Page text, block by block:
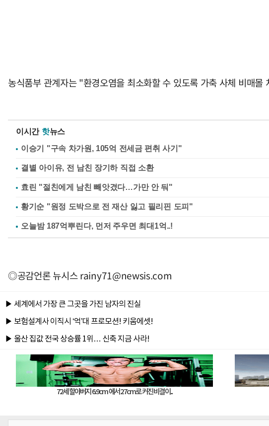
농식품부 관계자는 "환경오염을 최소화할 수 있도록 가축 사체 비매
이시간 핫뉴스
이승기 "구속 차가원, 105억 전세금 편취 사기"
결별 아이유, 전 남친 장기하 직접 소환
효린 "절친에게 남친 빼앗겼다…가만 안 둬"
황기순 "원정 도박으로 전 재산 잃고 필리핀 도피"
◎공감언론 뉴시스rainy71@newsis.com